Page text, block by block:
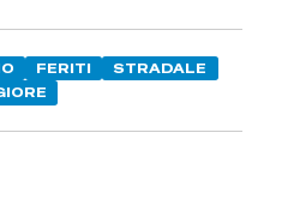
FERITI
STRADALE